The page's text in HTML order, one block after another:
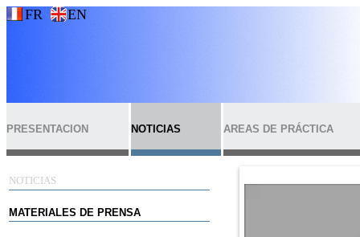
FR EN
PRESENTACION NOTICIAS AREAS DE PRÁCTICA
NOTICIAS
MATERIALES DE PRENSA